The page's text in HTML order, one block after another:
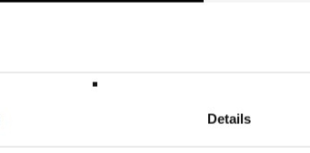
Details